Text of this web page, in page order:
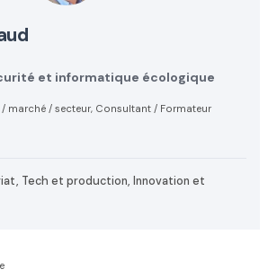
et informatique écologique
marché / secteur, Consultant / Formateur
Tech et production, Innovation et